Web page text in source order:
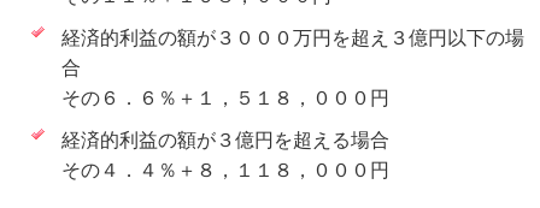
経済的利益の額が３０００万円を超え３億円以下の場
合
その６．６％＋１，５１８，０００円
経済的利益の額が３億円を超える場合
その４．４％＋８，１１８，０００円